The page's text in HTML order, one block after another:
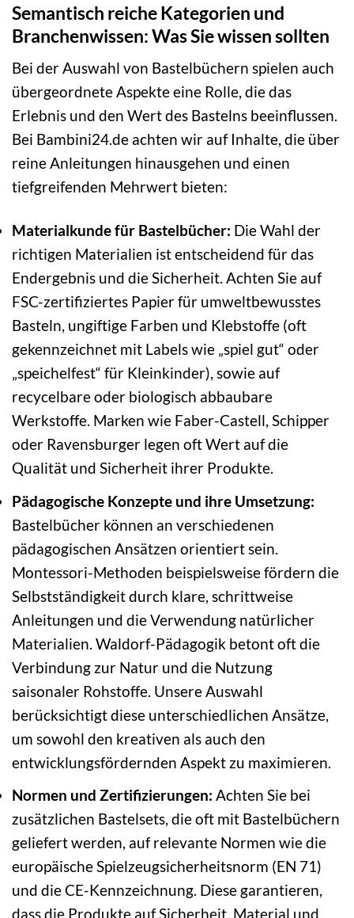
Semantisch reiche Kategorien und
Branchenwissen: Was Sie wissen sollten
Bei der Auswahl von Bastelbüchern spielen auch
übergeordnete Aspekte eine Rolle, die das
Erlebnis und den Wert des Bastelns beeinflussen.
Bei Bambini24.de achten wir auf Inhalte, die über
reine Anleitungen hinausgehen und einen
tiefgreifenden Mehrwert bieten:
Materialkunde für Bastelbücher: Die Wahl der
richtigen Materialien ist entscheidend für das
Endergebnis und die Sicherheit. Achten Sie auf
FSC-zertifiziertes Papier für umweltbewusstes
Basteln, ungiftige Farben und Klebstoffe (oft
gekennzeichnet mit Labels wie „spiel gut“ oder
„speichelfest“ für Kleinkinder), sowie auf
recycelbare oder biologisch abbaubare
Werkstoffe. Marken wie Faber-Castell, Schipper
oder Ravensburger legen oft Wert auf die
Qualität und Sicherheit ihrer Produkte.
Pädagogische Konzepte und ihre Umsetzung:
Bastelbücher können an verschiedenen
pädagogischen Ansätzen orientiert sein.
Montessori-Methoden beispielsweise fördern die
Selbstständigkeit durch klare, schrittweise
Anleitungen und die Verwendung natürlicher
Materialien. Waldorf-Pädagogik betont oft die
Verbindung zur Natur und die Nutzung
saisonaler Rohstoffe. Unsere Auswahl
berücksichtigt diese unterschiedlichen Ansätze,
um sowohl den kreativen als auch den
entwicklungsfördernden Aspekt zu maximieren.
Normen und Zertifizierungen: Achten Sie bei
zusätzlichen Bastelsets, die oft mit Bastelbüchern
geliefert werden, auf relevante Normen wie die
europäische Spielzeugsicherheitsnorm (EN 71)
und die CE-Kennzeichnung. Diese garantieren,
dass die Produkte auf Sicherheit, Material und